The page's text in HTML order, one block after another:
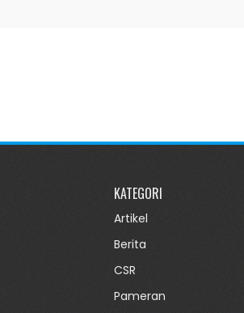
KATEGORI
Artikel
Berita
CSR
Pameran